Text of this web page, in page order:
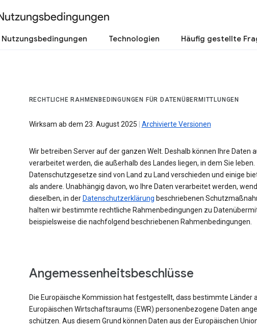
Nutzungsbedingungen Technologien Häufig gestellte
RECHTLICHE RAHMENBEDINGUNGEN FÜR DATENÜBERMITTLUNGEN
Wirksam ab dem 23. August 2025 Archivierte Versionen
Wir betreiben Server auf der ganzen Welt. Deshalb können Ihre Daten
verarbeitet werden, die außerhalb des Landes liegen, in dem Sie leben.
Datenschutzgesetze sind von Land zu Land verschieden und einige
als andere. Unabhängig davon, wo Ihre Daten verarbeitet werden,
dieselben, in der Datenschutzerklärung beschriebenen
halten wir bestimmte rechtliche Rahmenbedingungen zu
beispielsweise die nachfolgend beschriebenen Rahmenbedingungen.
Angemessenheitsbeschlüsse
Die Europäische Kommission hat festgestellt, dass bestimmte Länder
Europäischen Wirtschaftsraums (EWR) personenbezogene Daten
schützen. Aus diesem Grund können Daten aus der Europäischen